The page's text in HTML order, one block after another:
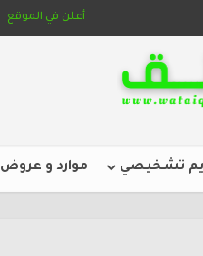
أعلن في الموقع
تشخيصي موارد و عروض